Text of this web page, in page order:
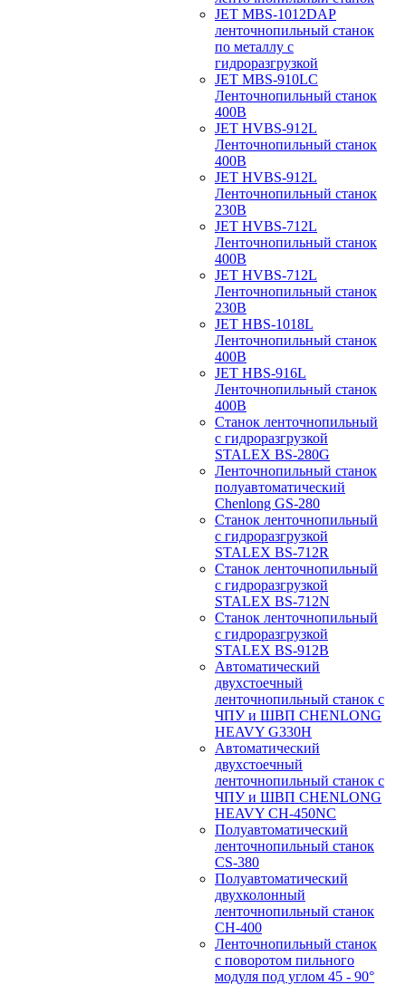
JET MBS-1012DAP
ленточнопильный станок
по металлу с
гидроразгрузкой
JET MBS-910LC
Ленточнопильный станок
400В
JET HVBS-912L
Ленточнопильный станок
400В
JET HVBS-912L
Ленточнопильный станок
230В
JET HVBS-712L
Ленточнопильный станок
400В
JET HVBS-712L
Ленточнопильный станок
230В
JET HBS-1018L
Ленточнопильный станок
400В
JET HBS-916L
Ленточнопильный станок
400В
Станок ленточнопильный
с гидроразгрузкой
STALEX BS-280G
Ленточнопильный станок
полуавтоматический
Chenlong GS-280
Станок ленточнопильный
с гидроразгрузкой
STALEX BS-712R
Станок ленточнопильный
с гидроразгрузкой
STALEX BS-712N
Станок ленточнопильный
с гидроразгрузкой
STALEX BS-912B
Автоматический
двухстоечный
ленточнопильный станок с
ЧПУ и ШВП CHENLONG
HEAVY G330H
Автоматический
двухстоечный
ленточнопильный станок с
ЧПУ и ШВП CHENLONG
HEAVY CH-450NC
Полуавтоматический
ленточнопильный станок
CS-380
Полуавтоматический
двухколонный
ленточнопильный станок
CH-400
Ленточнопильный станок
c поворотом пильного
модуля под углом 45 - 90°